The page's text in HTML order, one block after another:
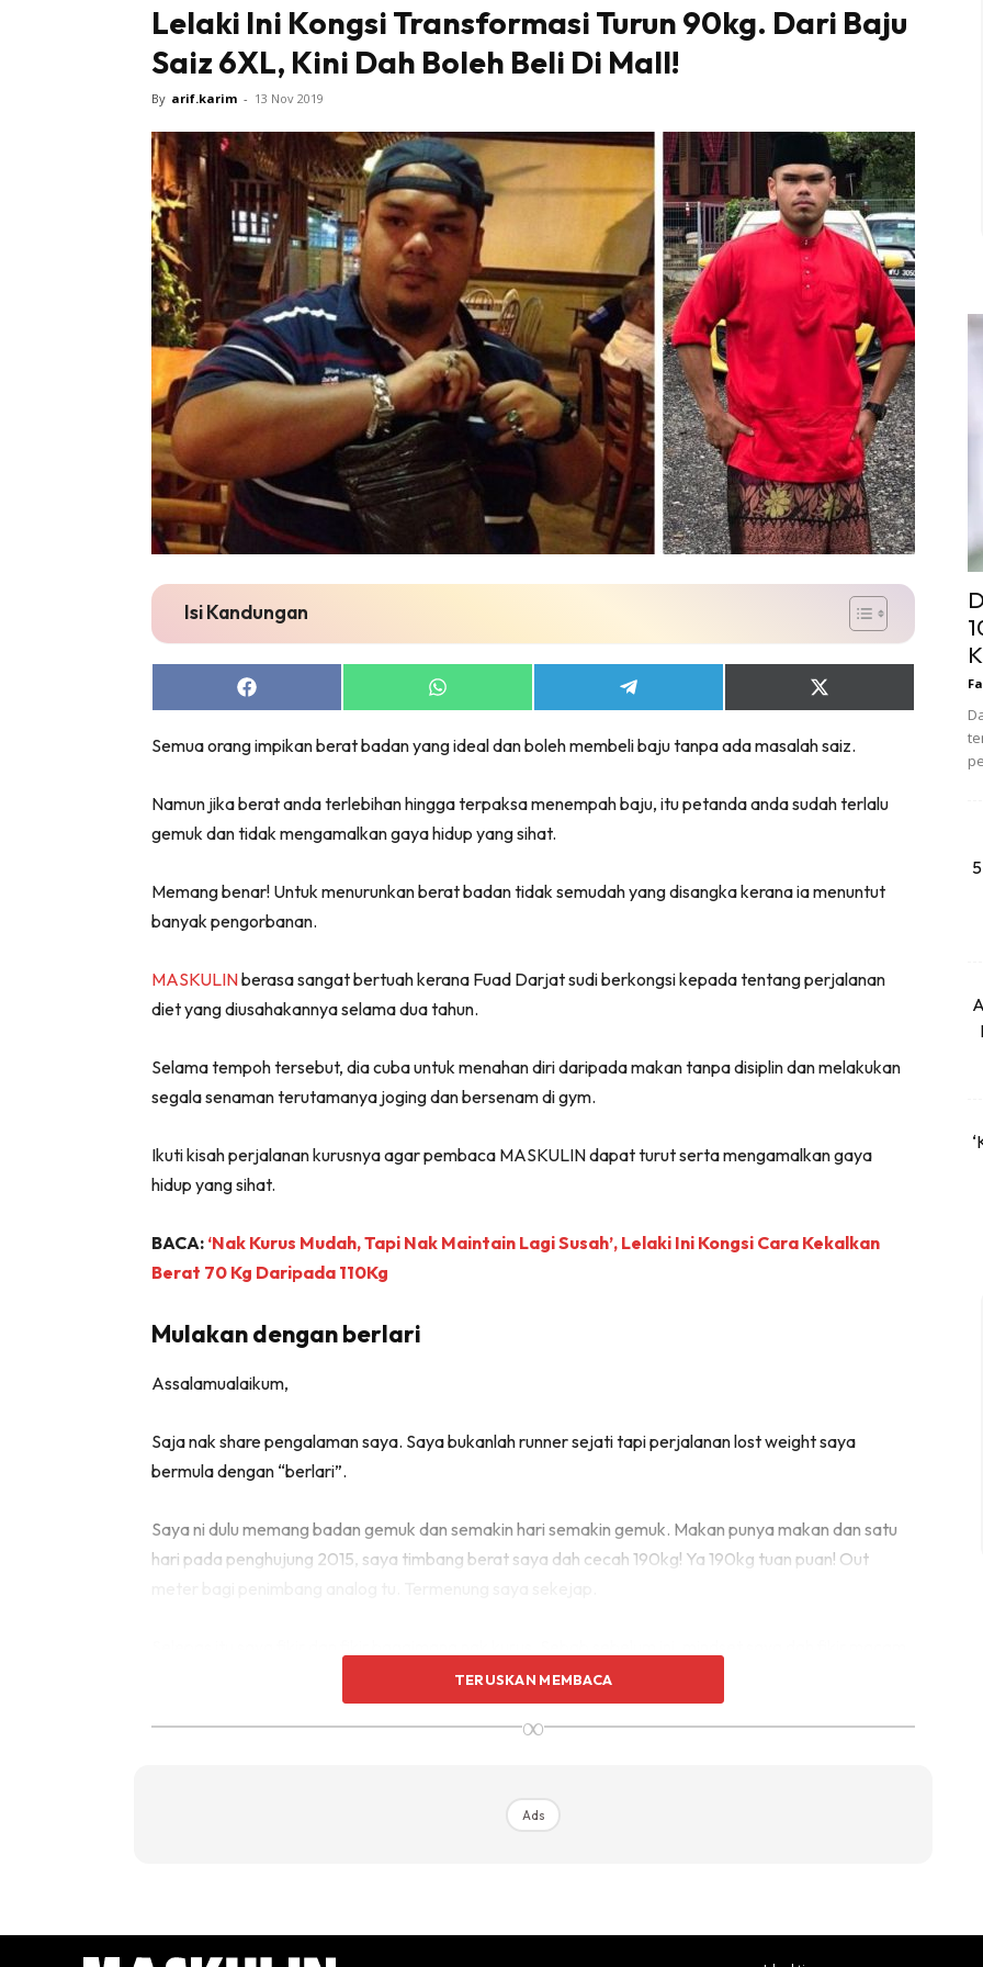
Lelaki Ini Kongsi Transformasi Turun 90kg. Dari Baju
Saiz 6XL, Kini Dah Boleh Beli Di Mall!
By arif.karim - 13 Nov 2019
Isi Kandungan
Share
on
Share
on
Share
on
Share
on
(Twitter)
Semua orang impikan berat badan yang ideal dan boleh membeli baju tanpa ada masalah saiz.
Namun jika berat anda terlebihan hingga terpaksa menempah baju, itu petanda anda sudah terlalu
gemuk dan tidak mengamalkan gaya hidup yang sihat.
Memang benar! Untuk menurunkan berat badan tidak semudah yang disangka kerana ia menuntut
banyak pengorbanan.
MASKULINberasa sangat bertuah kerana Fuad Darjat sudi berkongsi kepada tentang perjalanan
diet yang diusahakannya selama dua tahun.
Selama tempoh tersebut, dia cuba untuk menahan diri daripada makan tanpa disiplin dan melakukan
segala senaman terutamanya joging dan bersenam di gym.
Ikuti kisah perjalanan kurusnya agar pembaca MASKULIN dapat turut serta mengamalkan gaya
hidup yang sihat.
BACA: ‘Nak Kurus Mudah, Tapi Nak Maintain Lagi Susah’, Lelaki Ini Kongsi Cara Kekalkan
Berat 70 Kg Daripada 110Kg
Mulakan dengan berlari
Assalamualaikum,
Saja nak share pengalaman saya. Saya bukanlah runner sejati tapi perjalanan lost weight saya
bermula dengan “berlari”.
Saya ni dulu memang badan gemuk dan semakin hari semakin gemuk. Makan punya makan dan satu
hari pada penghujung 2015, saya timbang berat saya dah cecah 190kg! Ya 190kg tuan puan! Out
mustahil nak kurus sebab dah terlalu gemuk. Yelah dengan berat 190kg, baju 6XL, seluar size 56,
kasut size 11 serta tinggi waktu itu 178cm.
TERUSKAN MEMBACA
∞
Ads